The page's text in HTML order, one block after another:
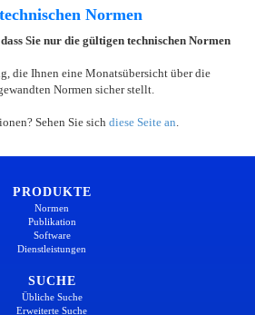
Normen
Sie nur die gültigen technischen Normen
die Ihnen eine Monatsübersicht über die
Normen sicher stellt.
Sehen Sie sich diese Seite an
PRODUKTE
Normen
Publikation
Software
Dienstleistungen
SUCHE
Übliche Suche
Erweiterte Suche